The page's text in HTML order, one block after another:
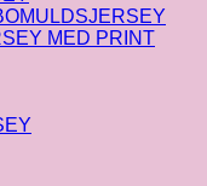
MED PRINT